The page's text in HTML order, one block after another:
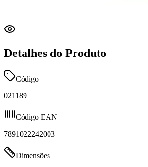
Detalhes do Produto
Código
021189
Código EAN
7891022242003
Dimensões